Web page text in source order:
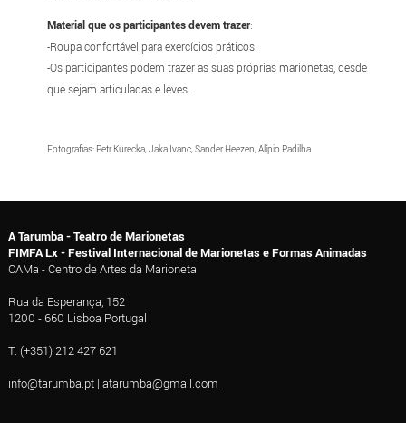
Material que os participantes devem trazer:
-Roupa confortável para exercícios práticos.
-Os participantes podem trazer as suas próprias marionetas, desde
que sejam articuladas e leves.
Fotografias: Petr Kurecka, Jaka Ivanc, Sander Heezen, Alípio Padilha
A Tarumba - Teatro de Marionetas
FIMFA Lx - Festival Internacional de Marionetas e Formas Animadas
CAMa - Centro de Artes da Marioneta
Rua da Esperança, 152
1200 - 660 Lisboa Portugal
T. (+351) 212 427 621
info@tarumba.pt| atarumba@gmail.com